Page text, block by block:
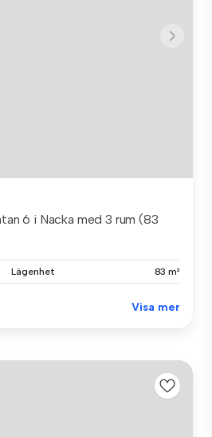
6 i Nacka med 3 rum (83
Lägenhet 83 m²
Visa mer